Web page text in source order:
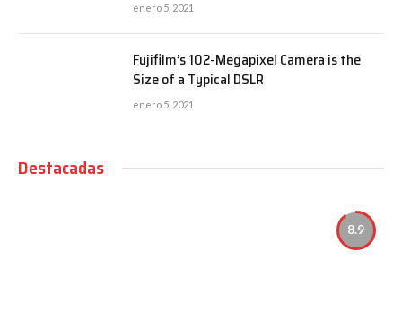
enero 5, 2021
Fujifilm’s 102-Megapixel Camera is the
Size of a Typical DSLR
enero 5, 2021
Destacadas
8.9